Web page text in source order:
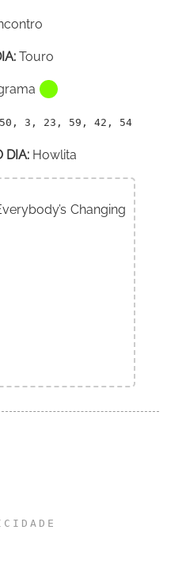
Touro
3, 23, 59, 42, 54
DIA: Howlita
Changing